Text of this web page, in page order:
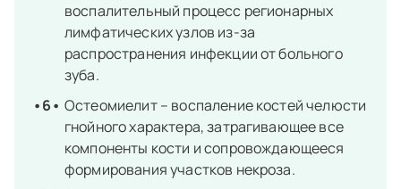
воспалительный процесс регионарных
лимфатических узлов из-за
распространения инфекции от больного
зуба.
Остеомиелит – воспаление костей челюсти
гнойного характера, затрагивающее все
компоненты кости и сопровождающееся
формирования участков некроза.